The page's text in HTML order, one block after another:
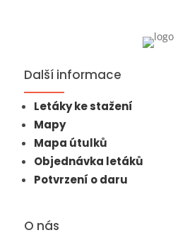
Další informace
Letáky ke stažení
Mapy
Mapa útulků
Objednávka letáků
Potvrzení o daru
O nás